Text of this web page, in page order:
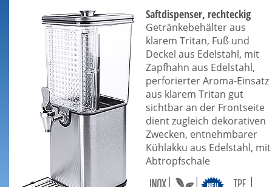
Saftdispenser, rechteckig
Getränkebehälter aus
klarem Tritan, Fuß und
Deckel aus Edelstahl, mit
Zapfhahn aus Edelstahl,
perforierter Aroma-Einsatz
aus klarem Tritan gut
sichtbar an der Frontseite
dient zugleich dekorativen
Zwecken, entnehmbarer
Kühlakku aus Edelstahl, mit
Abtropfschale